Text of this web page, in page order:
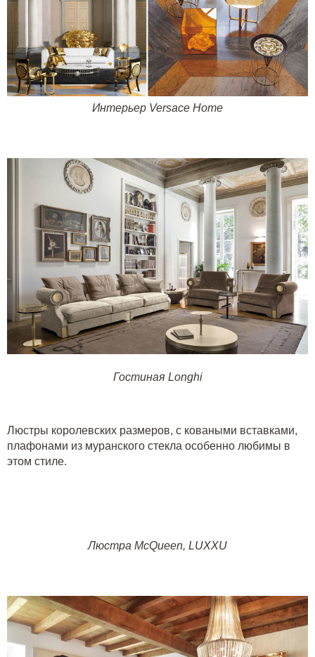
Интерьер Versace Home
Гостиная Longhi
Люстры королевских размеров, с коваными вставками,
плафонами из муранского стекла особенно любимы в
этом стиле.
Люстра McQueen, LUXXU